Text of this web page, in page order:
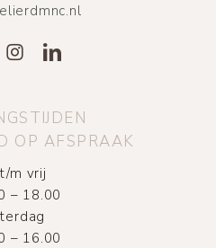
OP AFSPRAAK
m vrij
– 18.00
– 16.00